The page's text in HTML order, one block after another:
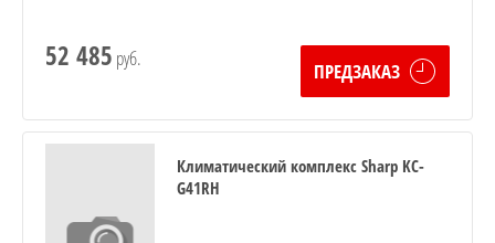
52 485 руб.
ПРЕДЗАКАЗ
Климатический комплекс Sharp KC-
G41RH